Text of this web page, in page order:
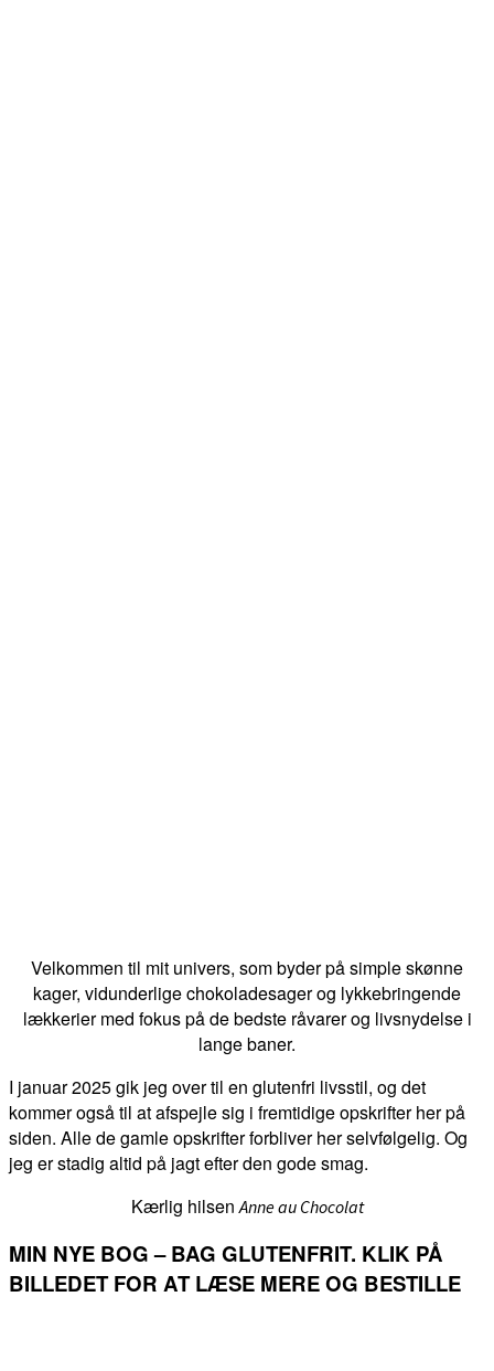
Velkommen til mit univers, som byder på simple skønne
kager, vidunderlige chokoladesager og lykkebringende
lækkerier med fokus på de bedste råvarer og livsnydelse i
lange baner.
I januar 2025 gik jeg over til en glutenfri livsstil, og det
kommer også til at afspejle sig i fremtidige opskrifter her på
siden. Alle de gamle opskrifter forbliver her selvfølgelig. Og
jeg er stadig altid på jagt efter den gode smag.
Kærlig hilsenAnne au Chocolat
MIN NYE BOG – BAG GLUTENFRIT. KLIK PÅ
BILLEDET FOR AT LÆSE MERE OG BESTILLE